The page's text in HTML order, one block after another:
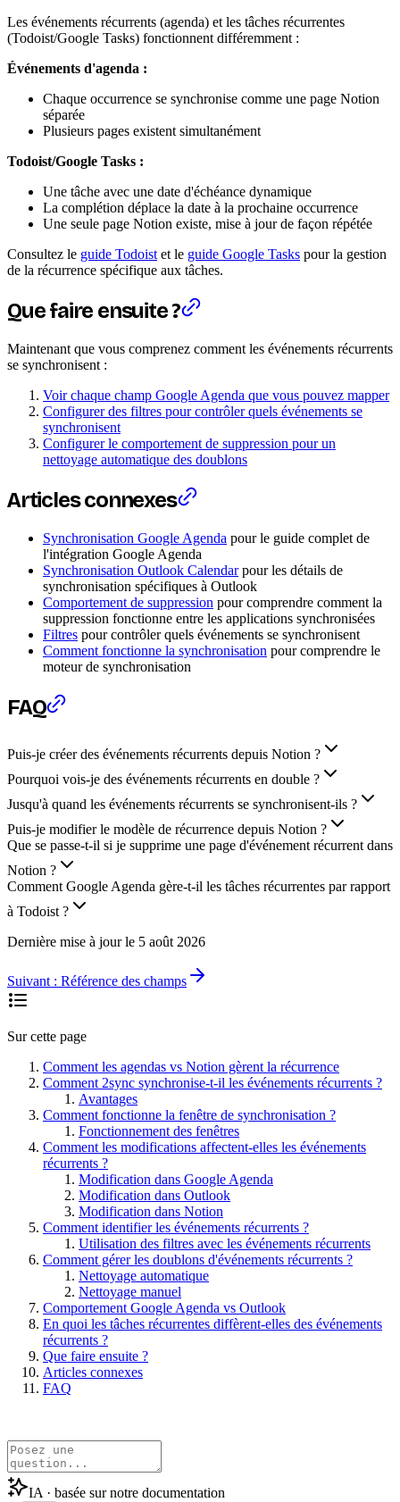
Les événements récurrents (agenda) et les tâches récurrentes
(Todoist/Google Tasks) fonctionnent différemment :
Événements d'agenda :
Chaque occurrence se synchronise comme une page Notion
séparée
Plusieurs pages existent simultanément
Todoist/Google Tasks :
Une tâche avec une date d'échéance dynamique
La complétion déplace la date à la prochaine occurrence
Une seule page Notion existe, mise à jour de façon répétée
Consultez le guide Todoist et le guide Google Tasks pour la gestion
de la récurrence spécifique aux tâches.
Que faire ensuite ?
Maintenant que vous comprenez comment les événements récurrents
se synchronisent :
Voir chaque champ Google Agenda que vous pouvez mapper
Configurer des filtres pour contrôler quels événements se
synchronisent
Configurer le comportement de suppression pour un
nettoyage automatique des doublons
Articles connexes
Synchronisation Google Agenda pour le guide complet de
l'intégration Google Agenda
Synchronisation Outlook Calendarpour les détails de
synchronisation spécifiques à Outlook
Comportement de suppression pour comprendre comment la
suppression fonctionne entre les applications synchronisées
Filtres pour contrôler quels événements se synchronisent
Comment fonctionne la synchronisation pour comprendre le
moteur de synchronisation
FAQ
Puis-je créer des événements récurrents depuis Notion ?
Pourquoi vois-je des événements récurrents en double ?
Jusqu'à quand les événements récurrents se synchronisent-ils ?
Puis-je modifier le modèle de récurrence depuis Notion ?
Que se passe-t-il si je supprime une page d'événement récurrent dans
Notion ?
Comment Google Agenda gère-t-il les tâches récurrentes par rapport
à Todoist ?
Dernière mise à jour le 5 août 2026
Suivant : Référence des champs
Sur cette page
Comment les agendas vs Notion gèrent la récurrence
Comment 2sync synchronise-t-il les événements récurrents ?
Avantages
Comment fonctionne la fenêtre de synchronisation ?
Fonctionnement des fenêtres
Comment les modifications affectent-elles les événements
récurrents ?
Modification dans Google Agenda
Modification dans Outlook
Modification dans Notion
Comment identifier les événements récurrents ?
Utilisation des filtres avec les événements récurrents
Comment gérer les doublons d'événements récurrents ?
Nettoyage automatique
Nettoyage manuel
Comportement Google Agenda vs Outlook
En quoi les tâches récurrentes diffèrent-elles des événements
récurrents ?
Que faire ensuite ?
Articles connexes
FAQ
IA · basée sur notre documentation